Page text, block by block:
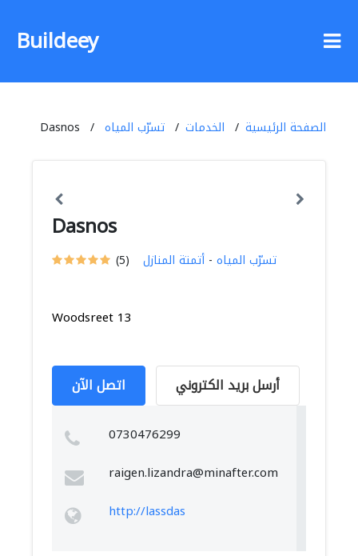
Buildeey
الصفحة الرئيسية الخدمات تسرّب المياه Dasnos
Dasnos
(5) تسرّب المياه - أتمتة المنازل
Woodsreet 13
اتصل الآن أرسل بريد الكتروني
0730476299
raigen.lizandra@minafter.com
http://lassdas